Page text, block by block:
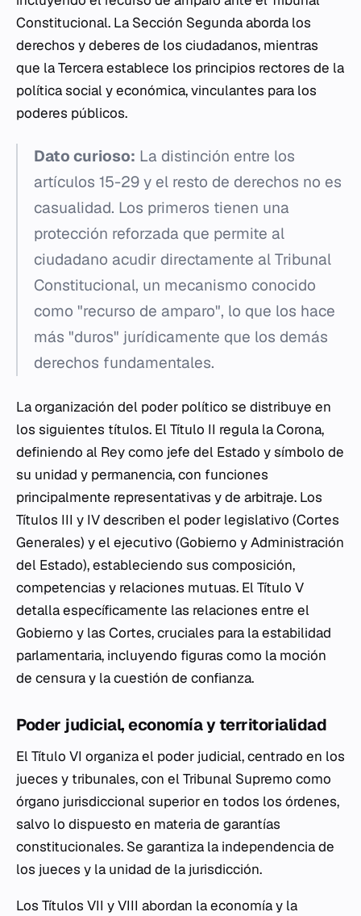
Constitucional. La Sección Segunda aborda los
derechos y deberes de los ciudadanos, mientras
que la Tercera establece los principios rectores de la
política social y económica, vinculantes para los
poderes públicos.
Dato curioso: La distinción entre los
artículos 15-29 y el resto de derechos no es
casualidad. Los primeros tienen una
protección reforzada que permite al
ciudadano acudir directamente al Tribunal
Constitucional, un mecanismo conocido
como "recurso de amparo", lo que los hace
más "duros" jurídicamente que los demás
derechos fundamentales.
La organización del poder político se distribuye en
los siguientes títulos. El Título II regula la Corona,
definiendo al Rey como jefe del Estado y símbolo de
su unidad y permanencia, con funciones
principalmente representativas y de arbitraje. Los
Títulos III y IV describen el poder legislativo (Cortes
Generales) y el ejecutivo (Gobierno y Administración
del Estado), estableciendo sus composición,
competencias y relaciones mutuas. El Título V
detalla específicamente las relaciones entre el
Gobierno y las Cortes, cruciales para la estabilidad
parlamentaria, incluyendo figuras como la moción
de censura y la cuestión de confianza.
Poder judicial, economía y territorialidad
El Título VI organiza el poder judicial, centrado en los
jueces y tribunales, con el Tribunal Supremo como
órgano jurisdiccional superior en todos los órdenes,
salvo lo dispuesto en materia de garantías
constitucionales. Se garantiza la independencia de
los jueces y la unidad de la jurisdicción.
Los Títulos VII y VIII abordan la economía y la